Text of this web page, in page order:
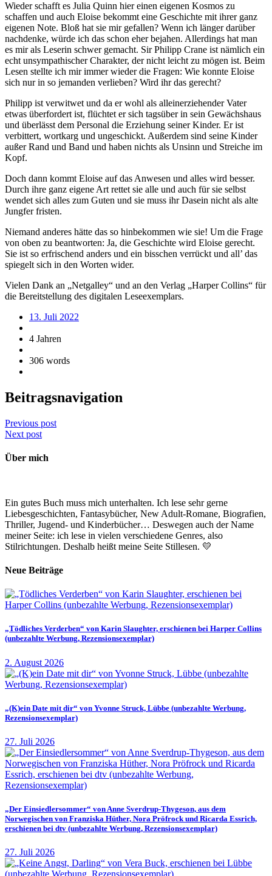
Wieder schafft es Julia Quinn hier einen eigenen Kosmos zu
schaffen und auch Eloise bekommt eine Geschichte mit ihrer ganz
eigenen Note. Bloß hat sie mir gefallen? Wenn ich länger darüber
nachdenke, würde ich das schon eher bejahen. Allerdings hat man
es mir als Leserin schwer gemacht. Sir Philipp Crane ist nämlich ein
echt unsympathischer Charakter, der nicht leicht zu mögen ist. Beim
Lesen stellte ich mir immer wieder die Fragen: Wie konnte Eloise
sich nur in so jemanden verlieben? Wird ihr das gerecht?
Philipp ist verwitwet und da er wohl als alleinerziehender Vater
etwas überfordert ist, flüchtet er sich tagsüber in sein Gewächshaus
und überlässt dem Personal die Erziehung seiner Kinder. Er ist
verbittert, wortkarg und ungeschickt. Außerdem sind seine Kinder
außer Rand und Band und haben nichts als Unsinn und Streiche im
Kopf.
Doch dann kommt Eloise auf das Anwesen und alles wird besser.
Durch ihre ganz eigene Art rettet sie alle und auch für sie selbst
wendet sich alles zum Guten und sie muss ihr Dasein nicht als alte
Jungfer fristen.
Niemand anderes hätte das so hinbekommen wie sie! Um die Frage
von oben zu beantworten: Ja, die Geschichte wird Eloise gerecht.
Sie ist so erfrischend anders und ein bisschen verrückt und all’ das
spiegelt sich in den Worten wider.
Vielen Dank an „Netgalley“ und an den Verlag „Harper Collins“ für
die Bereitstellung des digitalen Leseexemplars.
13. Juli 2022
4 Jahren
306 words
Beitragsnavigation
Previous post
Next post
Über mich
Ein gutes Buch muss mich unterhalten. Ich lese sehr gerne
Liebesgeschichten, Fantasybücher, New Adult-Romane, Biografien,
Thriller, Jugend- und Kinderbücher… Deswegen auch der Name
meiner Seite: ich lese in vielen verschiedene Genres, also
Stilrichtungen. Deshalb heißt meine Seite Stillesen. 💛
Neue Beiträge
„Tödliches Verderben“ von Karin Slaughter, erschienen bei Harper Collins
(unbezahlte Werbung, Rezensionsexemplar)
2. August 2026
„(K)ein Date mit dir“ von Yvonne Struck, Lübbe (unbezahlte Werbung,
Rezensionsexemplar)
27. Juli 2026
„Der Einsiedlersommer“ von Anne Sverdrup-Thygeson, aus dem
Norwegischen von Franziska Hüther, Nora Pröfrock und Ricarda Essrich,
erschienen bei dtv (unbezahlte Werbung, Rezensionsexemplar)
27. Juli 2026